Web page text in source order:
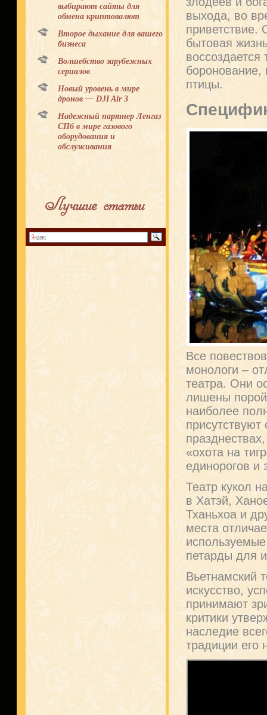
выбирают сайты для
обмена криптовалют
Второе дыхание для вашего
бизнеса
Волшебство зарубежных
сериалов
Новый уровень в мире
дронов — DJI Air 3
Надежный партнер Ленгаз
СПб в мире газового
оборудования и
обслуживания
Лучшие статьи
выхода, во
приветствие.
бытовая
боронование,
птицы.
Все
монологи –
театра. Они
лишены порой
наиболее
«охота на
единорогов и
Театр кукол
в Хатэй,
Тханьхоа и
места
петарды для
Вьетнамский
искусство,
принимают
критики
наследие
традиции его